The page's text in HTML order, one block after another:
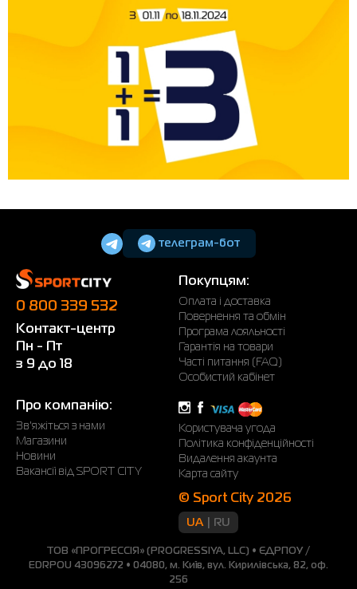
телеграм-бот
0 800 339 532
Контакт-центр
Пн - Пт
з 9 до 18
Покупцям:
Оплата і доставка
Повернення та обмін
Програма лояльності
Гарантія на товари
Часті питання (FAQ)
Особистий кабінет
Про компанію:
Зв'яжіться з нами
Магазини
Новини
Вакансії від SPORT CITY
Користувача угода
Політика конфіденційності
Видалення акаунта
Карта сайту
© Sport City 2026
UA RU
ТОВ «ПРОГРЕССІЯ» (PROGRESSIYA, LLC) • ЄДРПОУ /
EDRPOU 43096272 • 04080, м. Київ, вул. Кирилівська, 82, оф.
256